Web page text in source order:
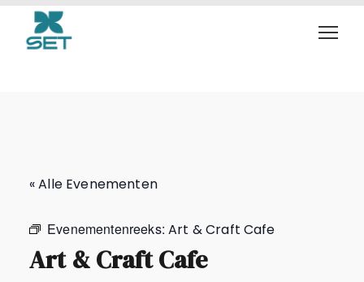
Art & Craft Cafe
« Alle Evenementen
Evenementenreeks:Art & Craft Cafe
Art & Craft Cafe